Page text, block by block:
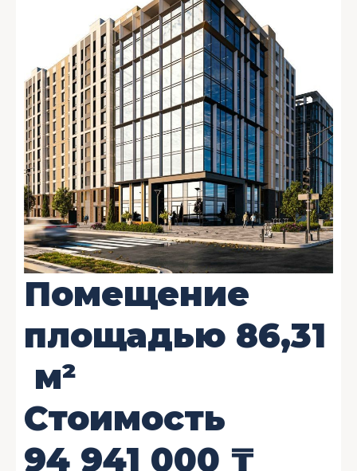
Помещение
площадью 86,31
м²
Стоимость
94 941 000 ₸